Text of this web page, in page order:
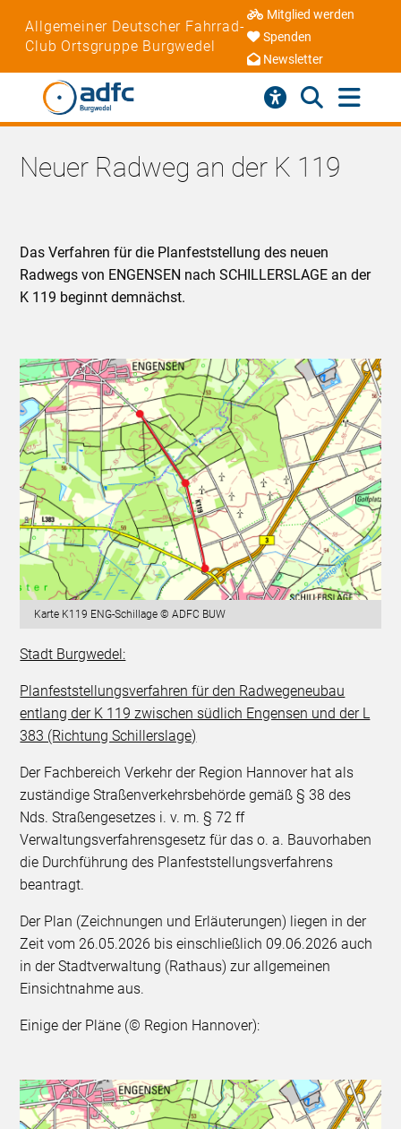
Allgemeiner Deutscher Fahrrad-
Club Ortsgruppe Burgwedel
Mitglied werden
Spenden
Newsletter
Neuer Radweg an der K 119
Das Verfahren für die Planfeststellung des neuen
Radwegs von ENGENSEN nach SCHILLERSLAGE an der
K 119 beginnt demnächst.
Karte K119 ENG-Schillage © ADFC BUW
Stadt Burgwedel:
Planfeststellungsverfahren für den Radwegeneubau
entlang der K 119 zwischen südlich Engensen und der L
383 (Richtung Schillerslage)
Der Fachbereich Verkehr der Region Hannover hat als
zuständige Straßenverkehrsbehörde gemäß § 38 des
Nds. Straßengesetzes i. v. m. § 72 ff
Verwaltungsverfahrensgesetz für das o. a. Bauvorhaben
die Durchführung des Planfeststellungsverfahrens
beantragt.
Der Plan (Zeichnungen und Erläuterungen) liegen in der
Zeit vom 26.05.2026 bis einschließlich 09.06.2026 auch
in der Stadtverwaltung (Rathaus) zur allgemeinen
Einsichtnahme aus.
Einige der Pläne (© Region Hannover):